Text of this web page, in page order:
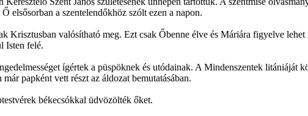
elsősorban a szentelendőkhöz szólt ezen a napon.
Krisztusban valósítható meg. Ezt csak Őbenne élve és Máriára figyelve
Isten felé.
ígértek a püspöknek és utódainak. A Mindenszentek litániáját
papként vett részt az áldozat bemutatásában.
békecsókkal üdvözölték őket.